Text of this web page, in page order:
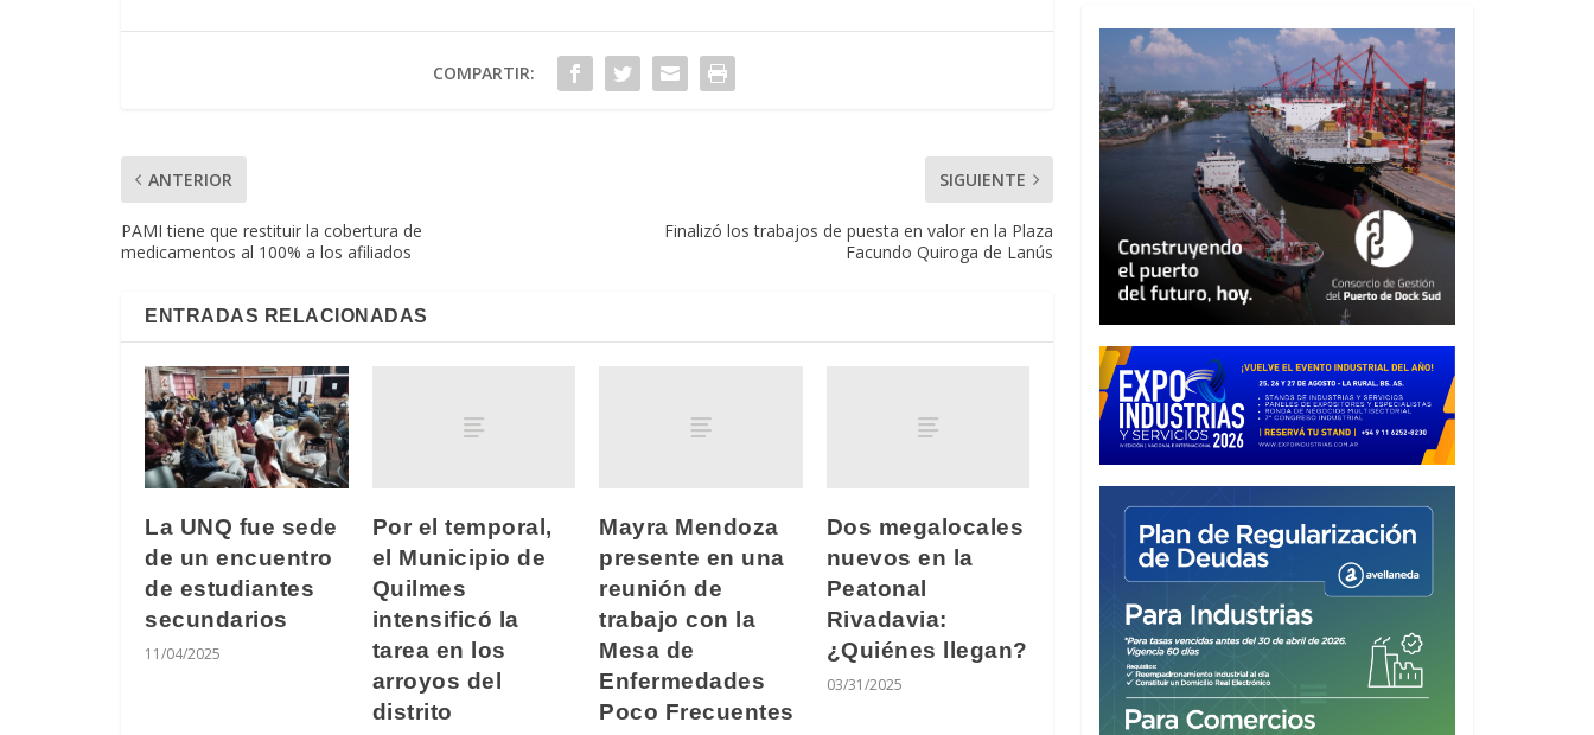
COMPARTIR:
ANTERIOR
PAMI tiene que restituir la cobertura de
medicamentos al 100% a los afiliados
SIGUIENTE
Finalizó los trabajos de puesta en valor en la Plaza
Facundo Quiroga de Lanús
ENTRADAS RELACIONADAS
La UNQ fue sede
de un encuentro
de estudiantes
secundarios
11/04/2025
Por el temporal,
el Municipio de
Quilmes
intensificó la
tarea en los
arroyos del
distrito
Mayra Mendoza
presente en una
reunión de
trabajo con la
Mesa de
Enfermedades
Poco Frecuentes
Dos megalocales
nuevos en la
Peatonal
Rivadavia:
¿Quiénes llegan?
03/31/2025